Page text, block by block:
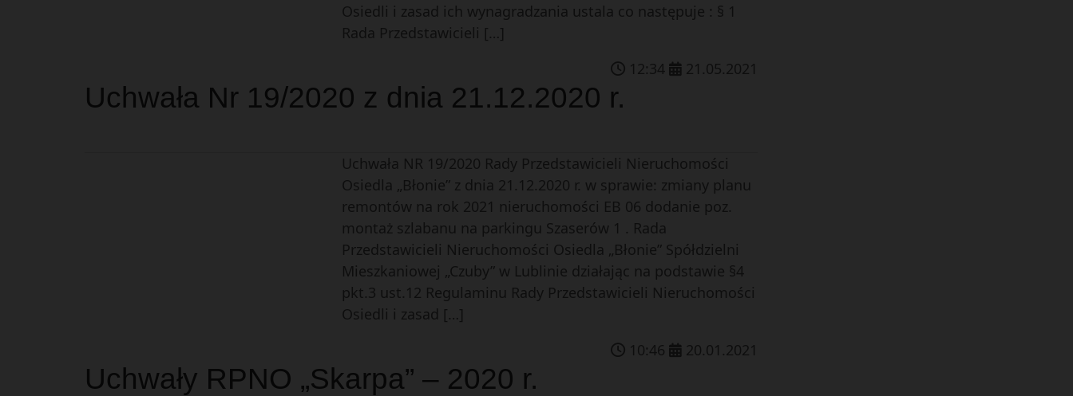
Osiedli i zasad ich wynagradzania ustala co następuje : § 1
Rada Przedstawicieli […]
12:34 21 .05.2021
Uchwała Nr 19/2020 z dnia 21.12.2020 r.
Uchwała NR 19/2020 Rady Przedstawicieli Nieruchomości
Osiedla „Błonie” z dnia 21.12.2020 r. w sprawie: zmiany planu
remontów na rok 2021 nieruchomości EB 06 dodanie poz.
montaż szlabanu na parkingu Szaserów 1 . Rada
Przedstawicieli Nieruchomości Osiedla „Błonie” Spółdzielni
Mieszkaniowej „Czuby” w Lublinie działając na podstawie §4
pkt.3 ust.12 Regulaminu Rady Przedstawicieli Nieruchomości
Osiedli i zasad […]
10:46 20.01 .2021
Uchwały RPNO „Skarpa” – 2020 r.